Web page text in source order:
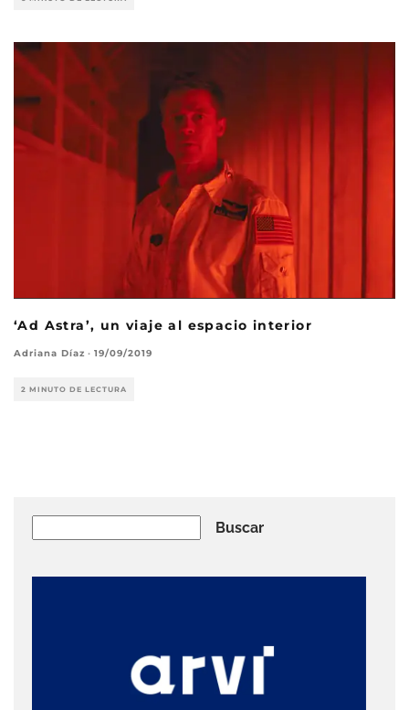
‘Ad Astra’, un viaje al espacio interior
Adriana Díaz · 19/09/2019
2 MINUTO DE LECTURA
Buscar